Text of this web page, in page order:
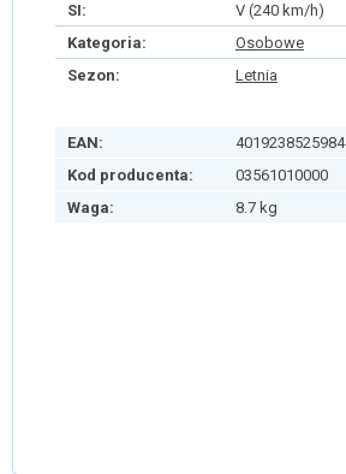
SI:
V (240 km/h)
Kategoria:
Osobowe
Sezon:
Letnia
EAN:
4019238525984
Kod producenta:
03561010000
Waga:
8.7 kg